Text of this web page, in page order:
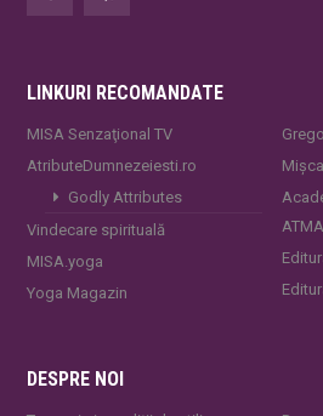
LINKURI RECOMANDATE
MISA Senzaţional TV
AtributeDumnezeiesti.ro
Godly Attributes
Vindecare spirituală
MISA.yoga
Yoga Magazin
DESPRE NOI